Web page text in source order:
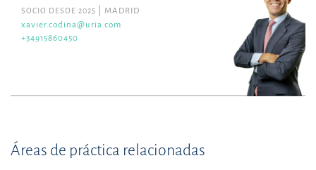
SOCIO DESDE 2025
MADRID
xavier.codina@uria.com
+34915860450
Áreas de práctica relacionadas